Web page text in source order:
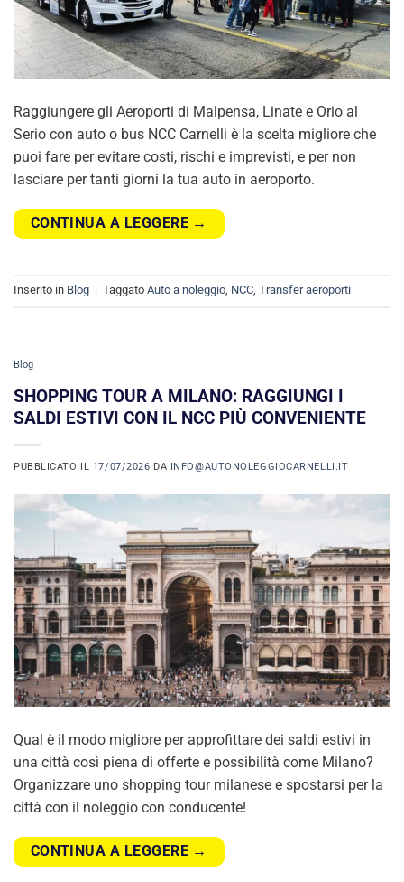
Raggiungere gli Aeroporti di Malpensa, Linate e Orio al
Serio con auto o bus NCC Carnelli è la scelta migliore che
puoi fare per evitare costi, rischi e imprevisti, e per non
lasciare per tanti giorni la tua auto in aeroporto.
CONTINUA A LEGGERE →
Inserito in Blog | Taggato Auto a noleggio, NCC, Transfer aeroporti
Blog
SHOPPING TOUR A MILANO: RAGGIUNGI I
SALDI ESTIVI CON IL NCC PIÙ CONVENIENTE
PUBBLICATO IL 17/07/2026 DA INFO@AUTONOLEGGIOCARNELLI.IT
Qual è il modo migliore per approfittare dei saldi estivi in
una città così piena di offerte e possibilità come Milano?
Organizzare uno shopping tour milanese e spostarsi per la
città con il noleggio con conducente!
CONTINUA A LEGGERE →